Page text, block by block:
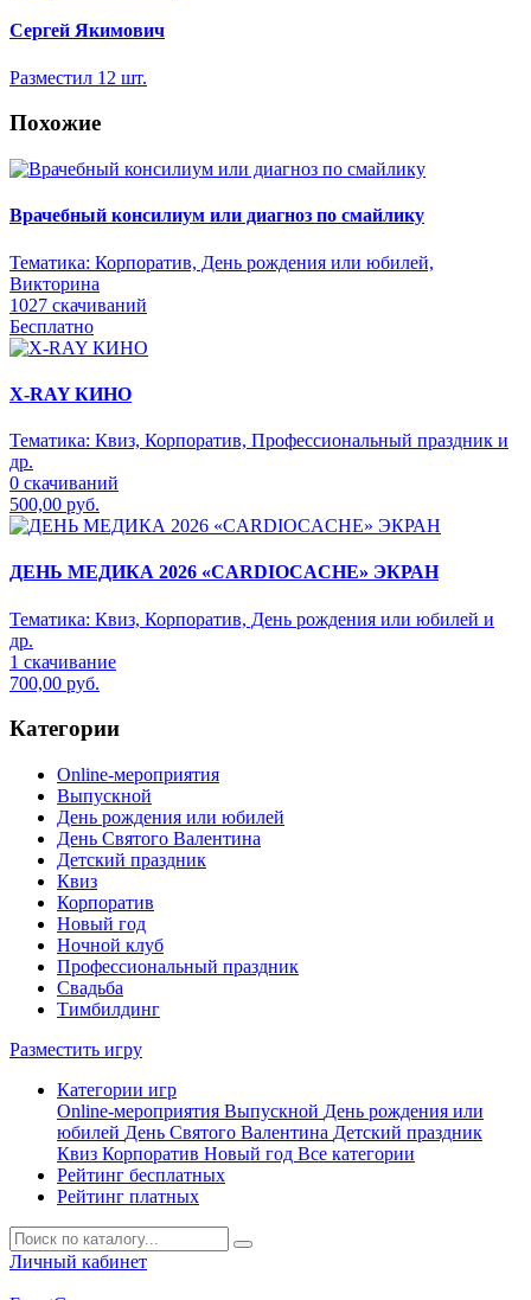
Сергей Якимович
Разместил 12 шт.
Похожие
Врачебный консилиум или диагноз по смайлику
Тематика: Корпоратив, День рождения или юбилей,
Викторина
1027 скачиваний
Бесплатно
X-RAY КИНО
Тематика: Квиз, Корпоратив, Профессиональный праздник и
др.
0 скачиваний
500,00 руб.
ДЕНЬ МЕДИКА 2026 «CARDIOCACHE» ЭКРАН
Тематика: Квиз, Корпоратив, День рождения или юбилей и
др.
1 скачивание
700,00 руб.
Категории
Online-мероприятия
Выпускной
День рождения или юбилей
День Святого Валентина
Детский праздник
Квиз
Корпоратив
Новый год
Ночной клуб
Профессиональный праздник
Свадьба
Тимбилдинг
Разместить игру
Категории игр
Online-мероприятия Выпускной День рождения или
юбилей День Святого Валентина Детский праздник
Квиз Корпоратив Новый год Все категории
Рейтинг бесплатных
Рейтинг платных
Личный кабинет